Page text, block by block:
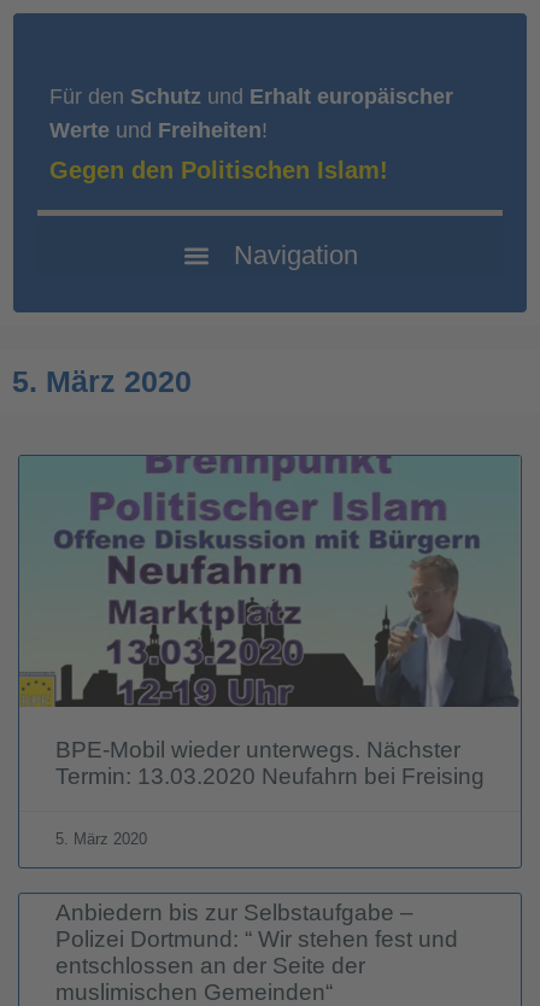
Für den Schutz und Erhalt europäischer
Werte und Freiheiten!
Gegen den Politischen Islam!
5. März 2020
BPE-Mobil wieder unterwegs. Nächster
Termin: 13.03.2020 Neufahrn bei Freising
5. März 2020
Anbiedern bis zur Selbstaufgabe –
Polizei Dortmund: “ Wir stehen fest und
entschlossen an der Seite der
muslimischen Gemeinden“